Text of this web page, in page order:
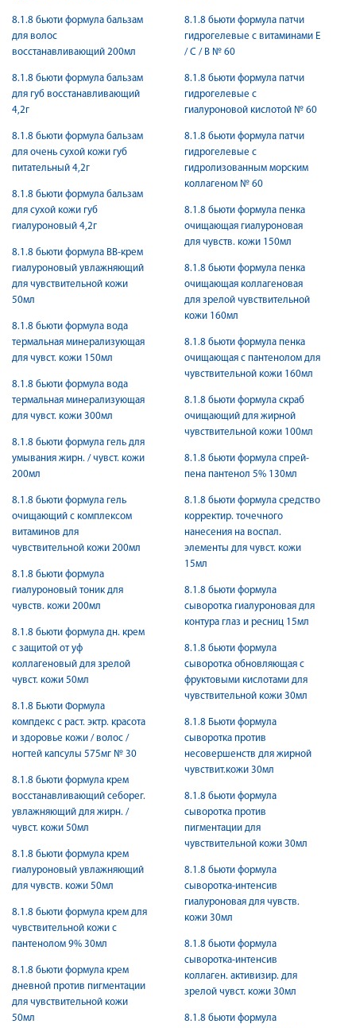
8.1.8 бьюти формула бальзам
для волос
восстанавливающий 200мл
8.1.8 бьюти формула бальзам
для губ восстанавливающий
4,2г
8.1.8 бьюти формула бальзам
для очень сухой кожи губ
питательный 4,2г
8.1.8 бьюти формула бальзам
для сухой кожи губ
гиалуроновый 4,2г
8.1.8 бьюти формула ВВ-крем
гиалуроновый увлажняющий
для чувствительной кожи
50мл
8.1.8 бьюти формула вода
термальная минерализующая
для чувст. кожи 150мл
8.1.8 бьюти формула вода
термальная минерализующая
для чувст. кожи 300мл
8.1.8 бьюти формула гель для
умывания жирн. / чувст. кожи
200мл
8.1.8 бьюти формула гель
очищающий с комплексом
витаминов для
чувствительной кожи 200мл
8.1.8 бьюти формула
гиалуроновый тоник для
чувств. кожи 200мл
8.1.8 бьюти формула дн. крем
с защитой от уф
коллагеновый для зрелой
чувст. кожи 50мл
8.1.8 Бьюти Формула
компдекс с раст. эктр. красота
и здоровье кожи / волос /
ногтей капсулы 575мг № 30
8.1.8 бьюти формула крем
восстанавливающий себорег.
увлажняющий для жирн. /
чувст. кожи 50мл
8.1.8 бьюти формула крем
гиалуроновый увлажняющий
для чувств. кожи 50мл
8.1.8 бьюти формула крем для
чувствительной кожи с
пантенолом 9% 30мл
8.1.8 бьюти формула крем
дневной против пигментации
для чувствительной кожи
50мл
8.1.8 бьюти формула патчи
гидрогелевые с витаминами Е
/ С / В № 60
8.1.8 бьюти формула патчи
гидрогелевые с
гиалуроновой кислотой № 60
8.1.8 бьюти формула патчи
гидрогелевые с
гидролизованным морским
коллагеном № 60
8.1.8 бьюти формула пенка
очищающая гиалуроновая
для чувств. кожи 150мл
8.1.8 бьюти формула пенка
очищающая коллагеновая
для зрелой чувствительной
кожи 160мл
8.1.8 бьюти формула пенка
очищающая с пантенолом для
чувствительной кожи 160мл
8.1.8 бьюти формула скраб
очищающий для жирной
чувствительной кожи 100мл
8.1.8 бьюти формула спрей-
пена пантенол 5% 130мл
8.1.8 бьюти формула средство
корректир. точечного
нанесения на воспал.
элементы для чувст. кожи
15мл
8.1.8 бьюти формула
сыворотка гиалуроновая для
контура глаз и ресниц 15мл
8.1.8 бьюти формула
сыворотка обновляющая с
фруктовыми кислотами для
чувствительной кожи 30мл
8.1.8 Бьюти формула
сыворотка против
несовершенств для жирной
чувствит.кожи 30мл
8.1.8 бьюти формула
сыворотка против
пигментации для
чувствительной кожи 30мл
8.1.8 бьюти формула
сыворотка-интенсив
гиалуроновая для чувств.
кожи 30мл
8.1.8 бьюти формула
сыворотка-интенсив
коллаген. активизир. для
зрелой чувст. кожи 30мл
8.1.8 бьюти формула